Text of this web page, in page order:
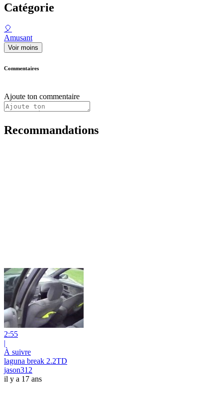
Catégorie
🎈
Amusant
Voir moins
Commentaires
Ajoute ton commentaire
Recommandations
2:55
|
À suivre
laguna break 2.2TD
jason312
il y a 17 ans